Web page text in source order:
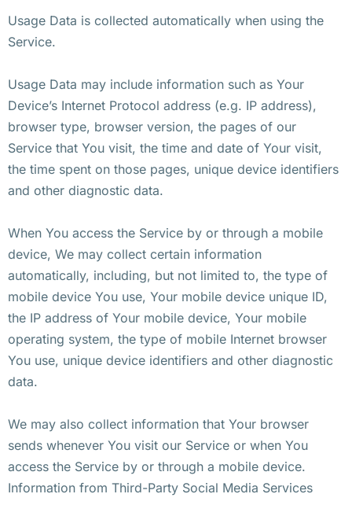
Usage Data is collected automatically when using the
Service.
Usage Data may include information such as Your
Device’s Internet Protocol address (e.g. IP address),
browser type, browser version, the pages of our
Service that You visit, the time and date of Your visit,
the time spent on those pages, unique device identifiers
and other diagnostic data.
When You access the Service by or through a mobile
device, We may collect certain information
automatically, including, but not limited to, the type of
mobile device You use, Your mobile device unique ID,
the IP address of Your mobile device, Your mobile
operating system, the type of mobile Internet browser
You use, unique device identifiers and other diagnostic
data.
We may also collect information that Your browser
sends whenever You visit our Service or when You
access the Service by or through a mobile device.
Information from Third-Party Social Media Services